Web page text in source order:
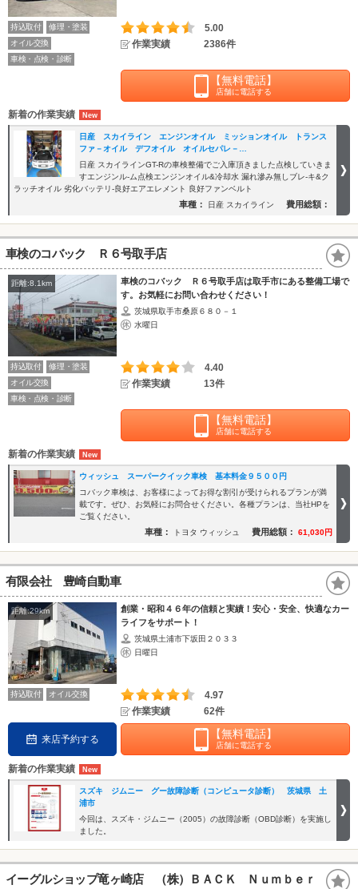
持込取付
修理・塗装
オイル交換
車検・点検・診断
5.00
作業実績
2386件
【無料電話】
店舗に電話する
新着の作業実績
日産 スカイライン エンジンオイル ミッションオイル トランス
ファ－オイル デフオイル オイルセパレ－…
日産 スカイラインGT-Rの車検整備でご入庫頂きました点検していきま
すエンジンル-ム点検エンジンオイル&冷却水 漏れ滲み無しブレ-キ&ク
ラッチオイル 劣化バッテリ-良好エアエレメント 良好ファンベルト
車種： 日産 スカイライン 費用総額：
車検のコバック Ｒ６号取手店
距離:8.1km
車検のコバック Ｒ６号取手店は取手市にある整備工場で
す。お気軽にお問い合わせください！
茨城県取手市桑原６８０－１
水曜日
持込取付
修理・塗装
オイル交換
車検・点検・診断
4.40
作業実績
13件
【無料電話】
店舗に電話する
新着の作業実績
ウィッシュ スーパークイック車検 基本料金９５００円
コバック車検は、お客様によってお得な割引が受けられるプランが満
載です。ぜひ、お気軽にお問合せください。各種プランは、当社HPを
ご覧ください。
車種： トヨタ ウィッシュ 費用総額： 61,030円
有限会社 豊崎自動車
距離:29km
創業・昭和４６年の信頼と実績！安心・安全、快適なカー
ライフをサポート！
茨城県土浦市下坂田２０３３
日曜日
持込取付 オイル交換
4.97
作業実績
62件
来店予約する 【無料電話】
店舗に電話する
新着の作業実績
スズキ ジムニー グー故障診断（コンピュータ診断） 茨城県 土
浦市
今回は、スズキ・ジムニー（2005）の故障診断（OBD診断）を実施し
ました。
イーグルショップ竜ヶ崎店 （株）ＢＡＣＫ Ｎｕｍｂｅｒ